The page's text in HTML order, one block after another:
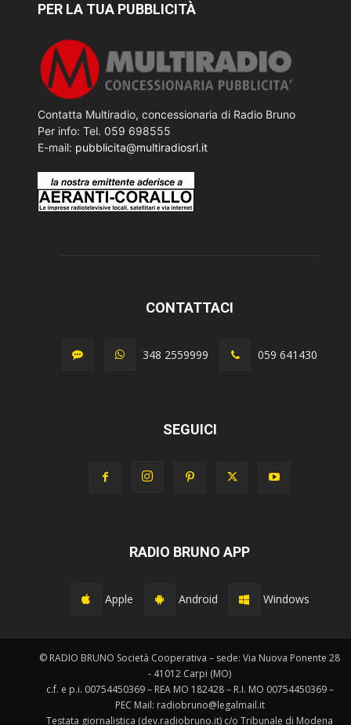
PER LA TUA PUBBLICITÀ
Contatta Multiradio, concessionaria di Radio Bruno
Per info: Tel. 059 698555
E-mail: pubblicita@multiradiosrl.it
CONTATTACI
348 2559999 059 641430
SEGUICI
RADIO BRUNO APP
Apple Android Windows
© RADIO BRUNO Società Cooperativa – sede: Via Nuova Ponente 28
- 41012 Carpi (MO)
c.f. e p.i. 00754450369 – REA MO 182428 – R.I. MO 00754450369 –
PEC Mail: radiobruno@legalmail.it
Testata giornalistica (dev.radiobruno.it) c/o Tribunale di Modena